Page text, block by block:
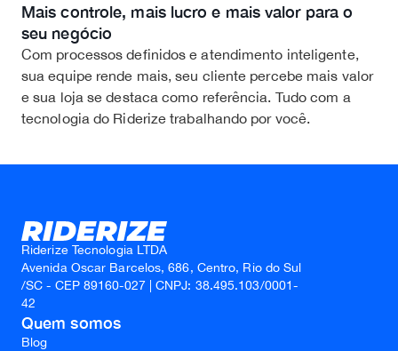
Mais controle, mais lucro e mais valor para o
seu negócio
Com processos definidos e atendimento inteligente,
sua equipe rende mais, seu cliente percebe mais valor
e sua loja se destaca como referência. Tudo com a
tecnologia do Riderize trabalhando por você.
Riderize Tecnologia LTDA
Avenida Oscar Barcelos, 686, Centro, Rio do Sul
/SC - CEP 89160-027 | CNPJ: 38.495.103/0001-
42
Quem somos
Blog